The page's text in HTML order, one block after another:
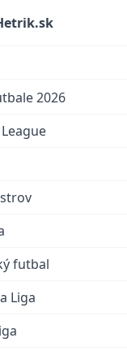
2026
futbal
Liga
do
po
sa po